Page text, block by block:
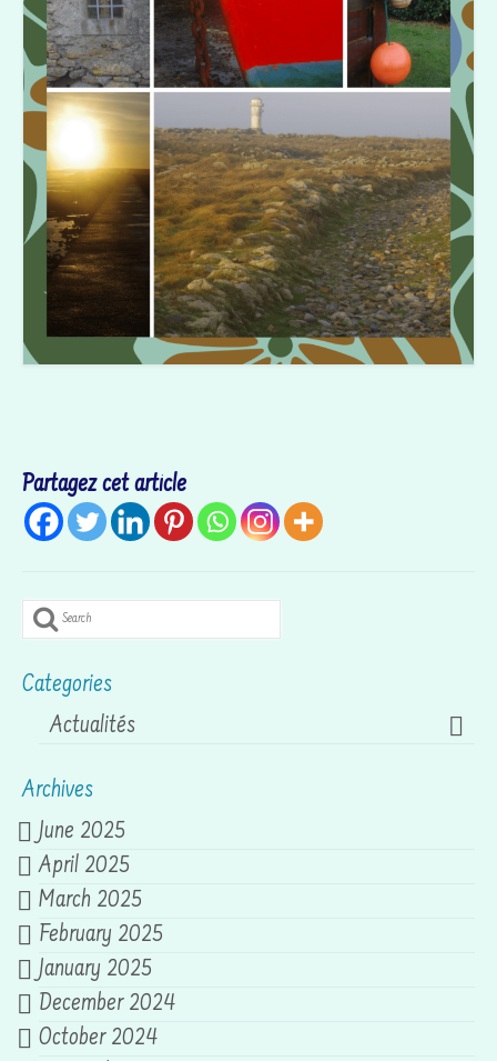
Partagez cet article
Search
for:
Categories
Actualités
Archives
June 2025
April 2025
March 2025
February 2025
January 2025
December 2024
October 2024